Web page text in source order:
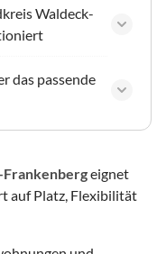
Waldeck-
das passende
Frankenbergeignet
auf Platz, Flexibilität